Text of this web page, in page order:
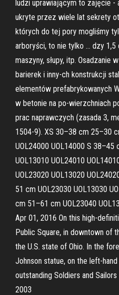
ludzi uprawiającym to zajęcie -
ukryte przez wiele lat sekrety
których do tej pory mogliśmy
arboryści, to nie tylko … dzy
maszyny, słupy, itp. Osadzanie
barierek i inny-ch konstrukcji
elementów prefabrykowanych
w betonie na po-wierzchniach
prac naprawczych (zasada 3,
1504-9). XS 30–38 cm 25–30
UOL24000 UOL14000 S 38–45
UOL13010 UOL24010
UOL23020 UOL13020
51 cm UOL23030 UOL13030
cm 51–61 cm UOL23040
Apr 01, 2016 On this high-
Public Square, in downtown of
the U.S. state of Ohio. In the
Johnson statue, on the left-
outstanding Soldiers and
2003